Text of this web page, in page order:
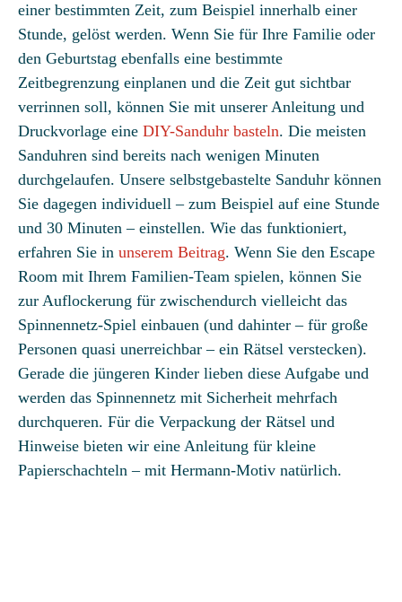
einer bestimmten Zeit, zum Beispiel innerhalb einer
Stunde, gelöst werden. Wenn Sie für Ihre Familie oder
den Geburtstag ebenfalls eine bestimmte
Zeitbegrenzung einplanen und die Zeit gut sichtbar
verrinnen soll, können Sie mit unserer Anleitung und
Druckvorlage eine DIY-Sanduhr basteln. Die meisten
Sanduhren sind bereits nach wenigen Minuten
durchgelaufen. Unsere selbstgebastelte Sanduhr können
Sie dagegen individuell – zum Beispiel auf eine Stunde
und 30 Minuten – einstellen. Wie das funktioniert,
erfahren Sie in unserem Beitrag. Wenn Sie den Escape
Room mit Ihrem Familien-Team spielen, können Sie
zur Auflockerung für zwischendurch vielleicht das
Spinnennetz-Spiel einbauen (und dahinter – für große
Personen quasi unerreichbar – ein Rätsel verstecken).
Gerade die jüngeren Kinder lieben diese Aufgabe und
werden das Spinnennetz mit Sicherheit mehrfach
durchqueren. Für die Verpackung der Rätsel und
Hinweise bieten wir eine Anleitung für kleine
Papierschachteln – mit Hermann-Motiv natürlich.